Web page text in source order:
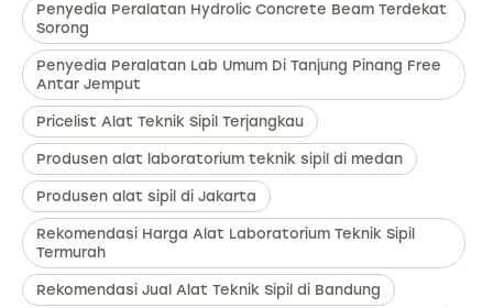
Penyedia Peralatan Hydrolic Concrete Beam Terdekat
Sorong
Penyedia Peralatan Lab Umum Di Tanjung Pinang Free
Antar Jemput
Pricelist Alat Teknik Sipil Terjangkau
Produsen alat laboratorium teknik sipil di medan
Produsen alat sipil di Jakarta
Rekomendasi Harga Alat Laboratorium Teknik Sipil
Termurah
Rekomendasi Jual Alat Teknik Sipil di Bandung